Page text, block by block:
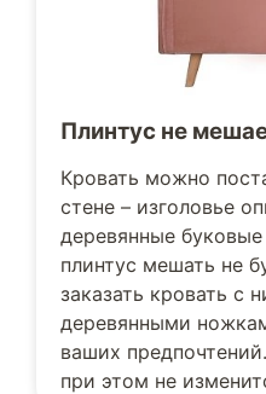
Плинтус не
Кровать можно
стене – изголовье
деревянные
плинтус мешать не
заказать кровать с
деревянными
ваших
при этом не